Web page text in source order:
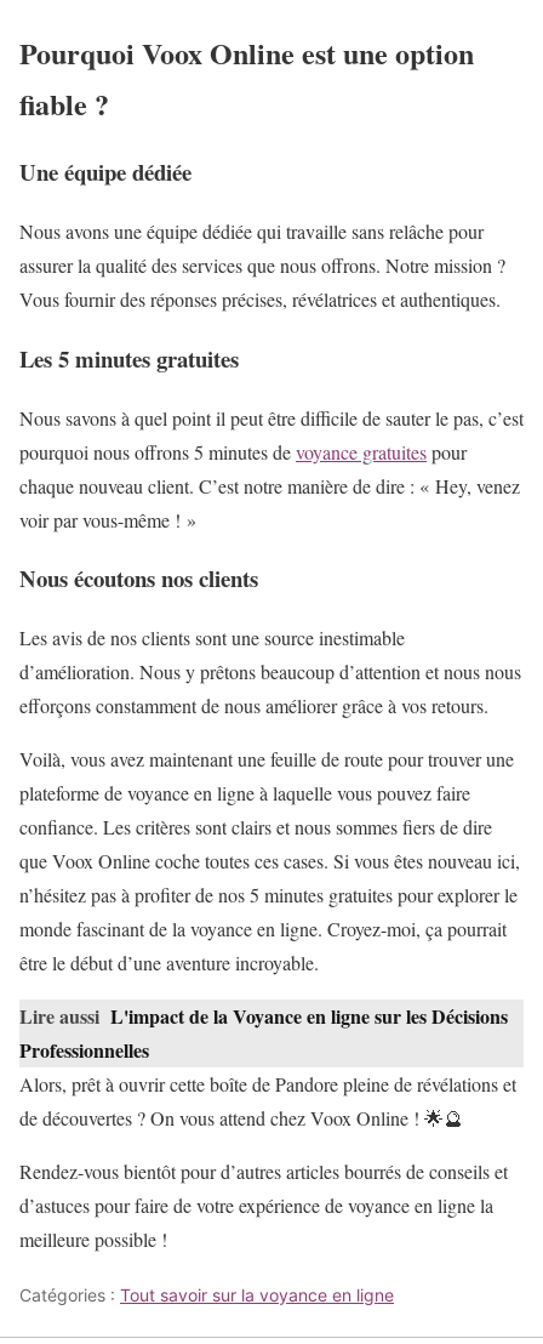
Pourquoi Voox Online est une option
fiable ?
Une équipe dédiée
Nous avons une équipe dédiée qui travaille sans relâche pour
assurer la qualité des services que nous offrons. Notre mission ?
Vous fournir des réponses précises, révélatrices et authentiques.
Les 5 minutes gratuites
Nous savons à quel point il peut être difficile de sauter le pas, c’est
pourquoi nous offrons 5 minutes devoyance gratuitespour
chaque nouveau client. C’est notre manière de dire : « Hey, venez
voir par vous-même ! »
Nous écoutons nos clients
Les avis de nos clients sont une source inestimable
d’amélioration. Nous y prêtons beaucoup d’attention et nous nous
efforçons constamment de nous améliorer grâce à vos retours.
Voilà, vous avez maintenant une feuille de route pour trouver une
plateforme de voyance en ligne à laquelle vous pouvez faire
confiance. Les critères sont clairs et nous sommes fiers de dire
que Voox Online coche toutes ces cases. Si vous êtes nouveau ici,
n’hésitez pas à profiter de nos 5 minutes gratuites pour explorer le
monde fascinant de la voyance en ligne. Croyez-moi, ça pourrait
être le début d’une aventure incroyable.
Lire aussi L'impact de la Voyance en ligne sur les Décisions
Professionnelles
Alors, prêt à ouvrir cette boîte de Pandore pleine de révélations et
de découvertes ? On vous attend chez Voox Online ! 🌟🔮
Rendez-vous bientôt pour d’autres articles bourrés de conseils et
d’astuces pour faire de votre expérience de voyance en ligne la
meilleure possible !
Catégories : Tout savoir sur la voyance en ligne